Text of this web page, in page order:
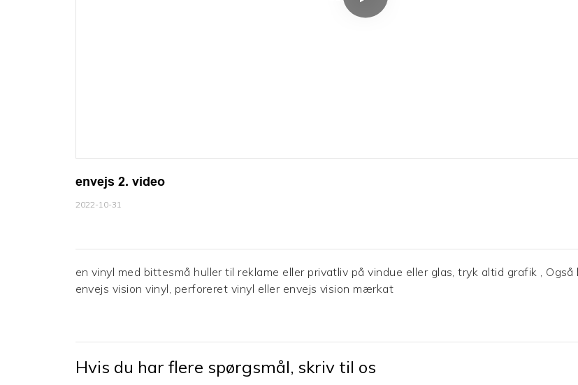
envejs 2. video
2022-10-31
en vinyl med bittesmå huller til reklame eller privatliv på vindue eller glas, tryk altid grafik , Også
envejs vision vinyl, perforeret vinyl eller envejs vision mærkat
Hvis du har flere spørgsmål, skriv til os